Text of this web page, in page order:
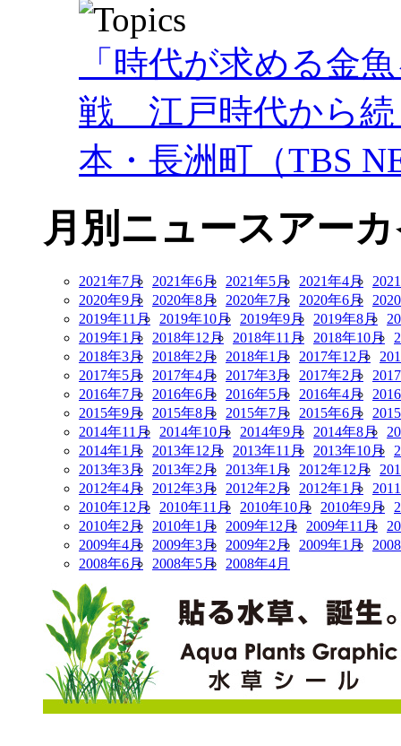
「時代が求める金
戦 江戸時代から
本・長洲町（TBS
月別ニュースアー
2021年7月 2021年6月 2021年5月 2021年4月
2020年9月
2020年8月 2020年7月 2020年6月
2019年11月
2019年10月 2019年9月 2019年8月
2019年1月
2018年12月 2018年11月 2018年10月
2018年3月
2018年2月 2018年1月 2017年12月
2017年5月
2017年4月 2017年3月 2017年2月
2016年7月
2016年6月 2016年5月 2016年4月
2015年9月
2015年8月 2015年7月 2015年6月
2014年11月
2014年10月 2014年9月 2014年8月
2014年1月
2013年12月 2013年11月 2013年10月
2013年3月
2013年2月 2013年1月 2012年12月
2012年4月
2012年3月 2012年2月 2012年1月
2010年12月
2010年11月 2010年10月 2010年9月
2010年2月
2010年1月 2009年12月 2009年11月
2009年4月
2009年3月 2009年2月 2009年1月
2008年6月
2008年5月 2008年4月